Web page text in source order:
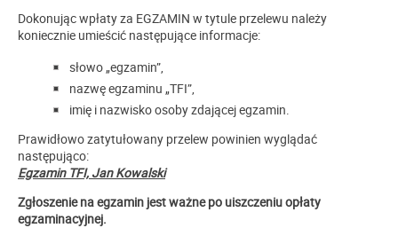
Dokonując wpłaty za EGZAMIN w tytule przelewu należy
koniecznie umieścić następujące informacje:
słowo „egzamin”,
nazwę egzaminu „TFI”,
imię i nazwisko osoby zdającej egzamin.
Prawidłowo zatytułowany przelew powinien wyglądać
następująco:
Egzamin TFI, Jan Kowalski
Zgłoszenie na egzamin jest ważne po uiszczeniu opłaty
egzaminacyjnej.